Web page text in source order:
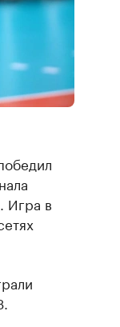
Игра в